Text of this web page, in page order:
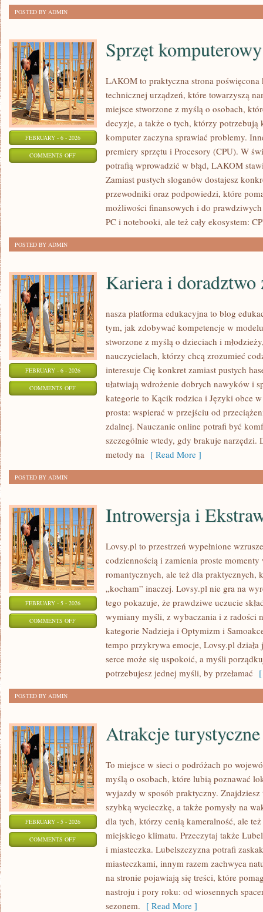
POSTED BY ADMIN
FEBRUARY - 6 - 2026
COMMENTS OFFON
KOMPUTEROWY
Sprzęt komputerowy
LAKOM to praktyczna strona poświęcona
technicznej urządzeń, które towarzyszą
miejsce stworzone z myślą o osobach,
decyzje, a także o tych, którzy
komputer zaczyna sprawiać problemy.
premiery sprzętu i Procesory (CPU). W
potrafią wprowadzić w błąd, LAKOM
Zamiast pustych sloganów dostajesz
przewodniki oraz podpowiedzi, które
możliwości finansowych i do
PC i notebooki, ale też cały ekosystem:
POSTED BY ADMIN
FEBRUARY - 6 - 2026
COMMENTS OFFON
DORADZTWO
ZAWODOWE
Kariera i doradztwo
nasza platforma edukacyjna to blog
tym, jak zdobywać kompetencje w
stworzone z myślą o dzieciach i
nauczycielach, którzy chcą zrozumieć
interesuje Cię konkret zamiast pustych
ułatwiają wdrożenie dobrych nawyków i
kategorie to Kącik rodzica i Języki obce
prosta: wspierać w przejściu od
zdalnej. Nauczanie online potrafi być
szczególnie wtedy, gdy brakuje narzędzi.
metody na [ Read More ]
POSTED BY ADMIN
FEBRUARY - 5 - 2026
COMMENTS OFFON
INTROWERSJA
EKSTRAWERSJA
Introwersja i
Lovsy.pl to przestrzeń wypełnione
codziennością i zamienia proste
romantycznych, ale też dla praktycznych,
„kocham” inaczej. Lovsy.pl nie gra na
tego pokazuje, że prawdziwe uczucie
wymiany myśli, z wybaczania i z radości
kategorie Nadzieja i Optymizm i
tempo przykrywa emocje, Lovsy.pl
serce może się uspokoić, a myśli
potrzebujesz jednej myśli, by przełamać
POSTED BY ADMIN
FEBRUARY - 5 - 2026
COMMENTS OFFON
TURYSTYCZNE
Atrakcje turystyczne
To miejsce w sieci o podróżach po
myślą o osobach, które lubią poznawać
wyjazdy w sposób praktyczny.
szybką wycieczkę, a także pomysły na
dla tych, którzy cenią kameralność, ale
miejskiego klimatu. Przeczytaj także
i miasteczka. Lubelszczyzna potrafi
miasteczkami, innym razem zachwyca
na stronie pojawiają się treści, które
nastroju i pory roku: od wiosennych
sezonem. [ Read More ]